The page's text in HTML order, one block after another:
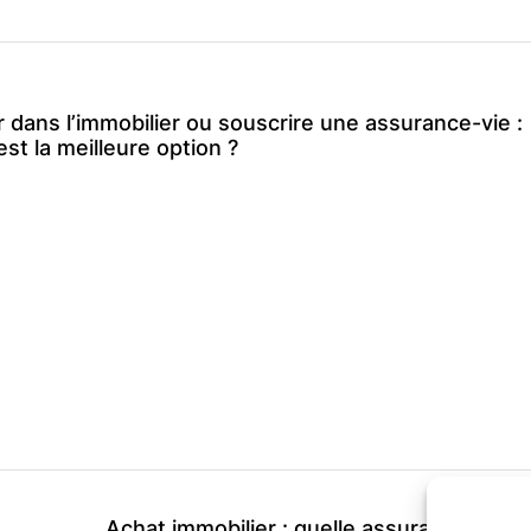
dans l’immobilier ou souscrire une assurance-vie :
la meilleure option ?